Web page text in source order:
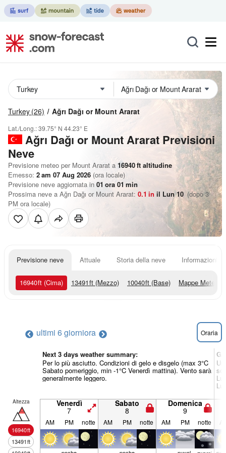
Turkey (26) Ağrı Dağı or Mount Ararat
Lat./Long.:39.75° N 44.23° E
Ağrı Dağı or Mount Ararat Previsioni
Neve
Previsione meteo per Mount Ararat a 16940ft altitudine
Emesso: 2 am 07 Aug 2026 (ora locale)
Previsione neve aggiornata in 01 ora 01 min
Prossima neve a Ağrı Dağı or Mount Ararat: 0.1 in il Lun 10 (dopo 3
PM ora locale)
Previsione neve Attuale Storia della neve Informazioni
16940ft (Cima) 13491ft (Mezzo) 10040ft (Base) Mappe Meteo
ultimi 6 giorniora Oraria
Next 3 days weather summary:
Per lo più asciutto. Condizioni di gelo e disgelo (max 3°C
Sabato pomeriggio, min -1°C Venerdì mattina). Vento sarà
generalmente leggero.
Altezza
16940ft
13491ft
Venerdì
7
Sabato
8
Domenica
9
AM PM notte AM PM notte AM PM notte